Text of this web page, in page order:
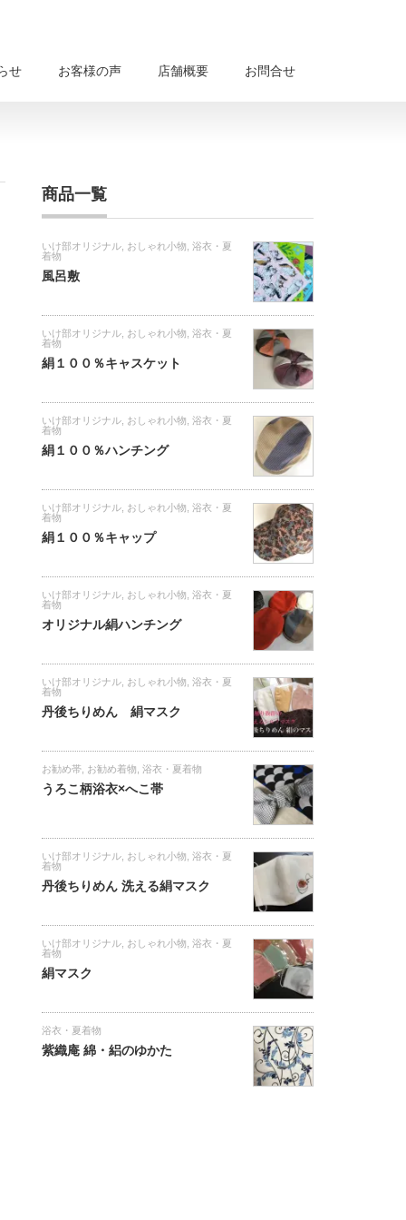
せ お客様の声 店舗概要 お問合せ
商品一覧
いけ部オリジナル おしゃれ小物 浴衣・夏
着物
風呂敷
いけ部オリジナル おしゃれ小物 浴衣・夏
着物
絹１００％キャスケット
いけ部オリジナル おしゃれ小物 浴衣・夏
着物
絹１００％ハンチング
いけ部オリジナル おしゃれ小物 浴衣・夏
着物
絹１００％キャップ
いけ部オリジナル おしゃれ小物 浴衣・夏
着物
オリジナル絹ハンチング
いけ部オリジナル おしゃれ小物 浴衣・夏
着物
丹後ちりめん 絹マスク
お勧め帯 お勧め着物 浴衣・夏着物
うろこ柄浴衣×へこ帯
いけ部オリジナル おしゃれ小物 浴衣・夏
着物
丹後ちりめん 洗える絹マスク
いけ部オリジナル おしゃれ小物 浴衣・夏
着物
絹マスク
浴衣・夏着物
紫織庵 綿・絽のゆかた